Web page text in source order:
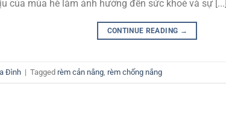
của mùa hè làm ảnh hưởng đến sức khoẻ và sự [...]
CONTINUE READING →
Đình | Tagged rèm cản nắng rèm chống nắng